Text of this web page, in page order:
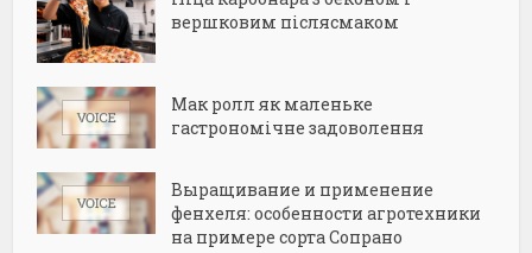
вершковим післясмаком
Мак ролл як маленьке
гастрономічне задоволення
Выращивание и применение
фенхеля: особенности агротехники
на примере сорта Сопрано